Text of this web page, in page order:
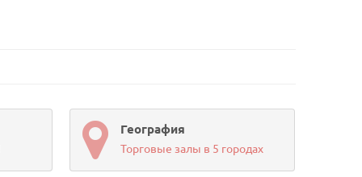
География
Торговые залы в 5 городах